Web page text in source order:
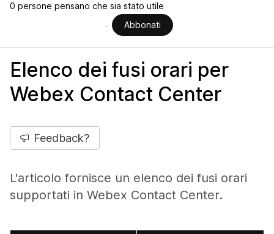
0 persone pensano che sia stato utile
Abbonati
Elenco dei fusi orari per
Webex Contact Center
Feedback?
L'articolo fornisce un elenco dei fusi orari
supportati in Webex Contact Center.